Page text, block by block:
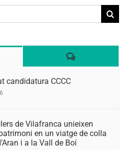
Comentaris
candidatura CCCC
de Vilafranca unieixen
en un viatge de colla
i a la Vall de Boí